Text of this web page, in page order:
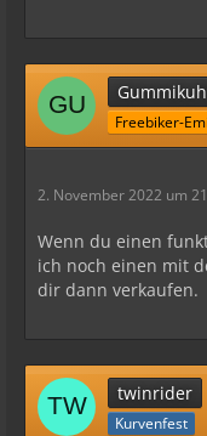
Freebiker-
2. November 2022 um
Wenn du einen
ich noch einen mit
dir dann verkaufen.
twinrider
Kurvenfest